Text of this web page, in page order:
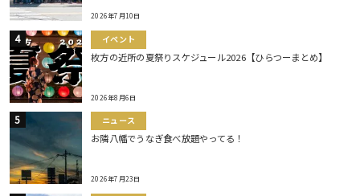
2026年7月10日
イベント
枚方の近所の夏祭りスケジュール2026【ひらつーまとめ】
2026年8月6日
ニュース
お隣八幡でうなぎ食べ放題やってる！
2026年7月23日